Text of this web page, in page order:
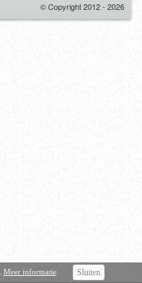
Meer informatie Sluiten
© Copyright 2012 - 2026